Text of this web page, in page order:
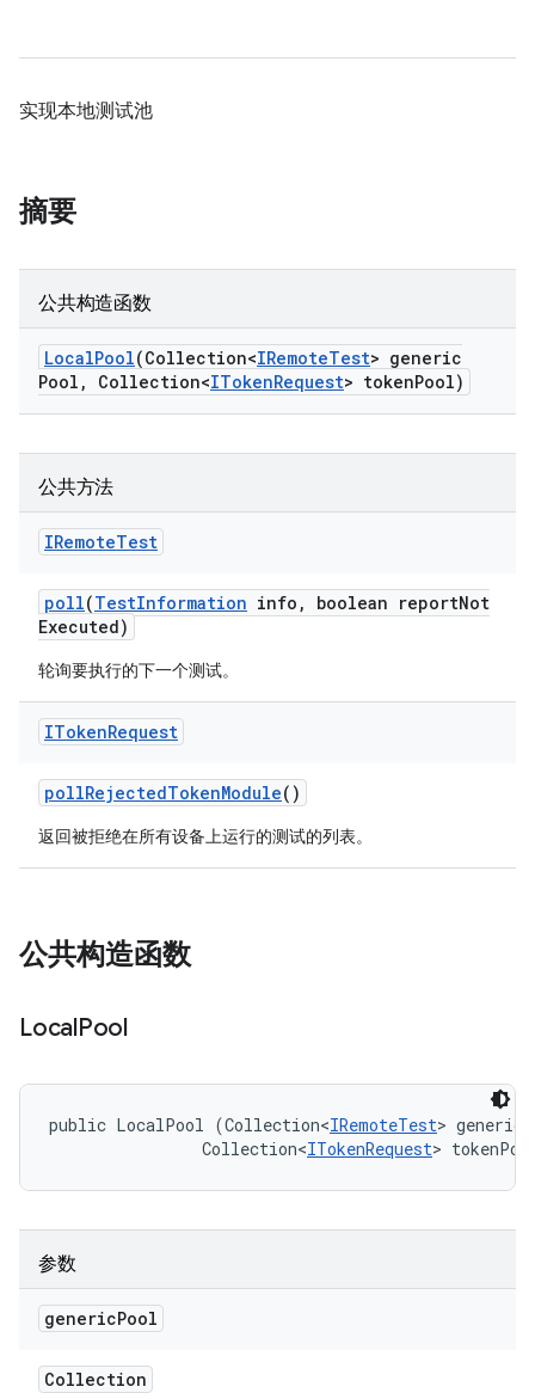
实现本地测试池
摘要
公共构造函数
LocalPool(Collection<IRemoteTest> generic
Pool , Collection<ITokenRequest> tokenPool)
公共方法
IRemoteTest
poll(TestInformation info , boolean reportNot
Executed)
轮询要执行的下一个测试。
ITokenRequest
pollRejectedTokenModule()
返回被拒绝在所有设备上运行的测试的列表。
公共构造函数
LocalPool
public LocalPool (Collection<IRemoteTest>
                Collection<
ITokenRequest>
参数
genericPool
Collection